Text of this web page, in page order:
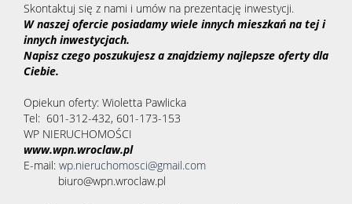
Skontaktuj się z nami i umów na prezentację inwestycji.
W naszej ofercie posiadamy wiele innych mieszkań na tej i
innych inwestycjach.
Napisz czego poszukujesz a znajdziemy najlepsze oferty dla
Ciebie.
Opiekun oferty: Wioletta Pawlicka
Tel: 601-312-432, 601-173-153
WP NIERUCHOMOŚCI
www.wpn.wroclaw.pl
E-mail: wp.nieruchomosci@gmail.com
biuro@wpn.wroclaw.pl